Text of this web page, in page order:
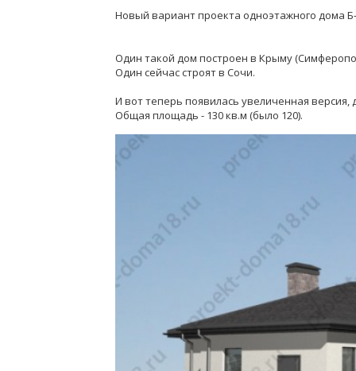
Новый вариант проекта одноэтажного дома
Один такой дом построен в Крыму
Один сейчас строят в Сочи.
И вот теперь появилась увеличенная версия,
Общая площадь - 130 кв.м (было 120).